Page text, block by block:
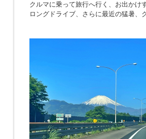
クルマに乗って旅行へ行く、お出かけ
ロングドライブ、さらに最近の猛暑、